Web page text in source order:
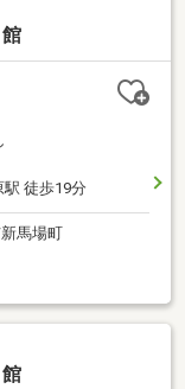
徒歩19分
馬場町